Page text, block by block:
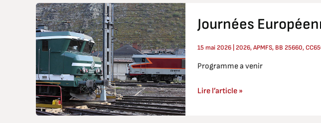
Journées
15 mai 2026 2026,APMFS, BB 25660,
Programme a venir
Européennes
du
Patrimoine
Lire l’article »